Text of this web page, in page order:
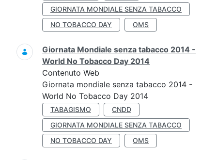
GIORNATA MONDIALE SENZA TABACCO
NO TOBACCO DAY
OMS
Giornata Mondiale senza tabacco 2014 -
World No Tobacco Day 2014
Contenuto Web
Giornata mondiale senza tabacco 2014 -
World No Tobacco Day 2014
TABAGISMO
CNDD
GIORNATA MONDIALE SENZA TABACCO
NO TOBACCO DAY
OMS